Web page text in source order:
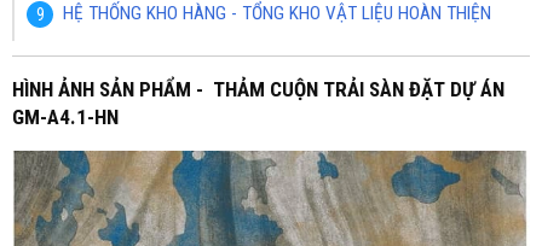
HỆ THỐNG KHO HÀNG - TỔNG KHO VẬT LIỆU HOÀN THIỆN
HÌNH ẢNH SẢN PHẨM - THẢM CUỘN TRẢI SÀN ĐẶT DỰ ÁN
GM-A4.1-HN